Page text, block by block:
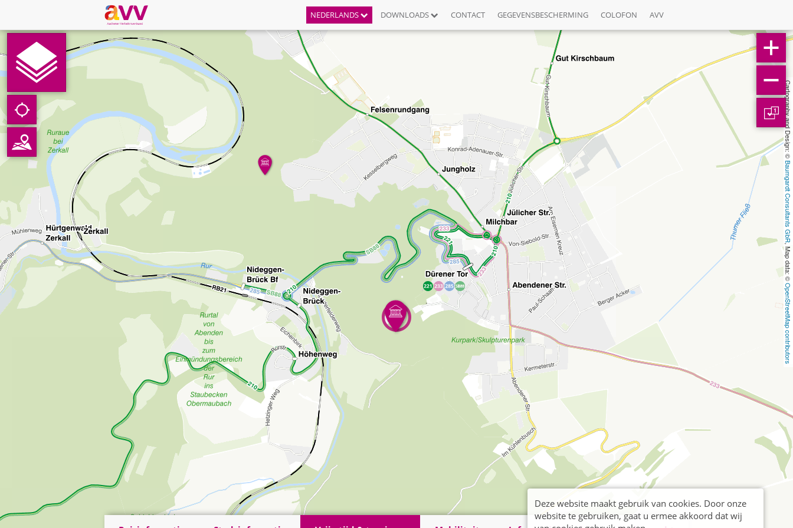
NEDERLANDS DOWNLOADS CONTACT GEGEVENSBESCHERMING COLOFON AVV
Cartography and Design: ©
Baumgardt Consultants GbR
, Map data: ©
OpenStreetMap contributors
1
Deze website maakt gebruik van cookies. Door onze
website te gebruiken, gaat u ermee akkoord dat wij